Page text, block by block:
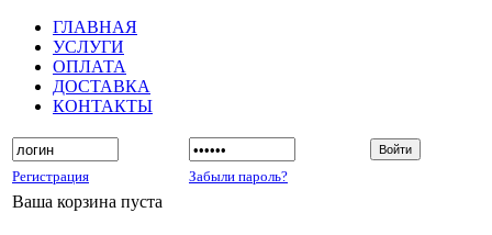
ГЛАВНАЯ
УСЛУГИ
ОПЛАТА
ДОСТАВКА
КОНТАКТЫ
Регистрация Забыли пароль?
Ваша корзина пуста